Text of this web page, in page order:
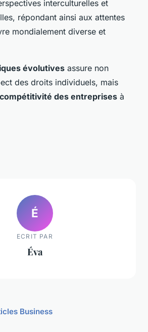
interculturelles et
répondant ainsi aux attentes
mondialement diverse et
évolutives assure non
des droits individuels, mais
compétitivité des entreprises à
É
ECRIT PAR
Éva
Business